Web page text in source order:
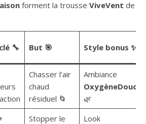
forment la trousse ViveVent de
🔧 But 🎯 Style bonus ✨
Chasser l’air
chaud
résiduel 🌀
Ambiance
🌿
Stopper le
Look